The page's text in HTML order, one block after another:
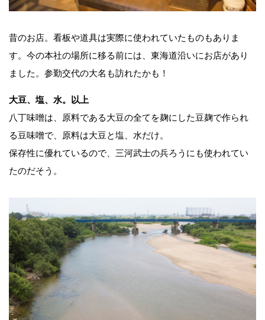
昔のお店。看板や道具は実際に使われていたものもありま
す。今の本社の場所に移る前には、東海道沿いにお店があり
ました。参勤交代の大名も訪れたかも！
大豆、塩、水。以上
八丁味噌は、原料である大豆の全てを麹にした豆麹で作られ
る豆味噌で、原料は大豆と塩、水だけ。
保存性に優れているので、三河武士の兵ろうにも使われてい
たのだそう。